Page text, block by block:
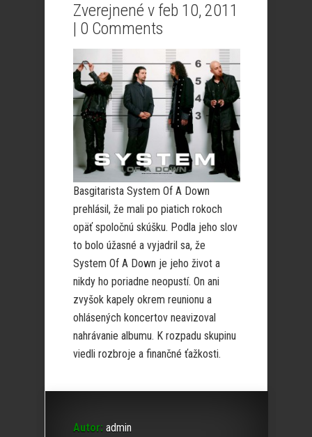
Zverejnené v feb 10, 2011
| 0 Comments
Basgitarista System Of A Down
prehlásil, že mali po piatich rokoch
opäť spoločnú skúšku. Podla jeho slov
to bolo úžasné a vyjadril sa, že
System Of A Down je jeho život a
nikdy ho poriadne neopustí. On ani
zvyšok kapely okrem reunionu a
ohlásených koncertov neavizoval
nahrávanie albumu. K rozpadu skupinu
viedli rozbroje a finančné ťažkosti.
Autor: admin